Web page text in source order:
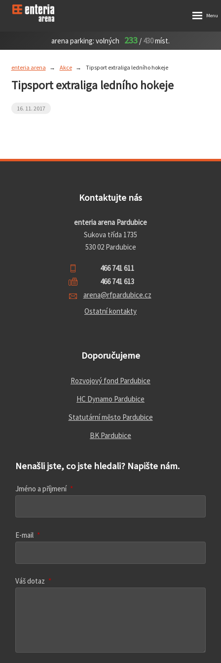
arena parking: volných 233 / 430míst.
enteria arena Akce Tipsport extraliga ledního hokeje
Tipsport extraliga ledního hokeje
16. 11. 2017
Kontaktujte nás
enteria arena Pardubice
Sukova třída 1735
530 02 Pardubice
466 741 611
466 741 613
arena@rfpardubice.cz
Ostatní kontakty
Doporučujeme
Rozvojový fond Pardubice
HC Dynamo Pardubice
Statutární město Pardubice
BK Pardubice
Nenašli jste, co jste hledali? Napište nám.
Jméno a příjmení *
E-mail *
Váš dotaz *